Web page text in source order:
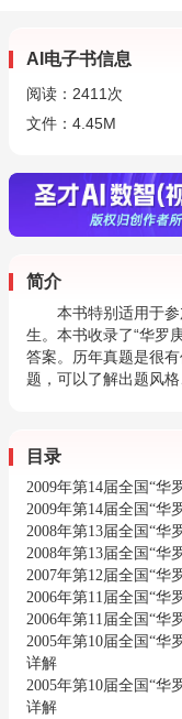
AI电子书信息
阅读： 2411 次
文件：4.45M
简介
本书特别适用于
生。本书收录了“华罗
答案。历年真题是很
题，可以了解出题风格
目录
2009年第14届全国“华
2009年第14届全国“华
2008年第13届全国“华
2008年第13届全国“华
2007年第12届全国“华
2006年第11届全国“华
2006年第11届全国“华
2005年第10届全国“华
详解
2005年第10届全国“华
详解